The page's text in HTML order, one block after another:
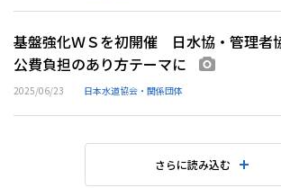
基盤強化ＷＳを初開催 日水協・管理者
公費負担のあり方テーマに
2025/06/23 日本水道協会・関係団体
さらに読み込む